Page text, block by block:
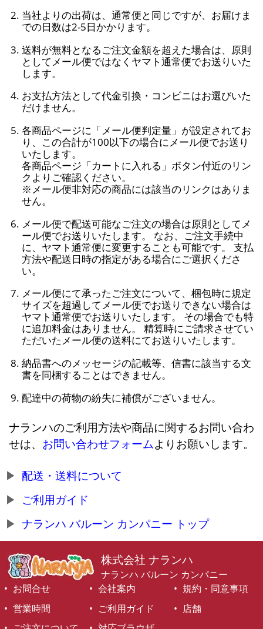
当社よりの出荷は、通常便と同じですが、お届けま
での日数は2-5日かかります。
送料が無料となるご注文金額を超えた場合は、原則
としてメール便ではなくヤマト通常便でお送りいた
します。
お支払方法として代金引換・コンビニはお選びいた
だけません。
各商品ページに「メール便判定量」が設定されてお
り、この合計が100以下の場合にメール便でお送り
いたします。
各商品ページ「カートに入れる」ボタン付近のリン
クよりご確認ください。
※メール便非対応の商品には該当のリンクはありま
せん。
メール便で配送可能なご注文の場合は原則としてメ
ール便でお送りいたします。 なお、ご注文手続中
に、ヤマト通常便に変更することも可能です。 支払
方法や配送日時の指定がある場合にご選択くださ
い。
メール便にて承ったご注文について、梱包時に規定
サイズを超過してメール便でお送りできない場合は
ヤマト通常便でお送りいたします。 その場合でも特
に追加料金はありません。 精算時にご請求させてい
ただいたメール便の送料にてお送りいたします。
納品書へのメッセージの記載等、信書に該当する文
書を同梱することはできません。
配達中の荷物の紛失に補償がございません。
ナランハのご利用方法や商品に関するお問い合わ
せは、 お問い合わせフォームよりお願いします。
配送・送料について
ご利用ガイド
ナランハ バルーン カンパニー トップ
株式会社 ナランハ
ナランハ バルーン カンパニー
お問合せ
会社案内
規約・同意事項
営業時間
ご利用ガイド
店舗